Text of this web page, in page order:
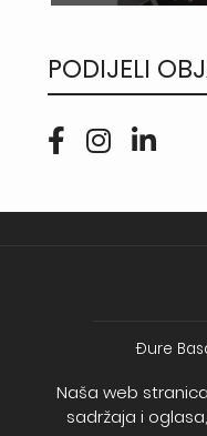
PODIJELI
Đure
Stjepana
Naša web
sadržaja i